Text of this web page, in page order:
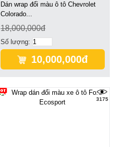
Dán wrap đổi màu ô tô Chevrolet
Colorado...
18,000,000đ
Số lượng:
10,000,000đ
3175